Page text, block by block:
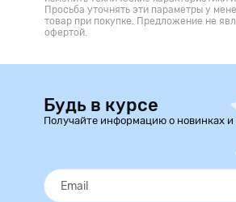
Просьба уточнять эти параметры у
товар при покупке. Предложение не
офертой.
Будь в курсе
Получайте информацию о новинках